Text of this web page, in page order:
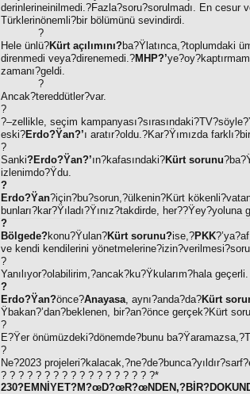
derinlerineinilmedi.?Fazla?soru?sorulmadı. En cesur
Türklerinönemli?bir bölümünü sevindirdi.
?
Hele ünlü?Kürt açılımını?ba?Ÿlatınca,?toplumdaki
direnmedi veya?direnemedi.?MHP?’
zamanı?geldi.
?
Ancak?tereddütler?var.
?
?–zellikle, seçim
eski?Erdo?Ÿan?’ı aratır?oldu.?Kar?Ÿımızda
?
Sanki?Erdo?Ÿan?’ın?kafasındaki?Kürt sorunu
izlenimdo?Ÿdu.
?
Erdo?Ÿan?için?bu?sorun,?ülkenin?Kürt
bunları?kar?Ÿıladı?Ÿınız?takdirde, her??Ÿey?yoluna
?
Bölgede?konu?Ÿulan?Kürt sorunu?ise,?PKK
ve kendi kendilerini
?
Yanılıyor?olabilirim,?ancak?ku?Ÿkularım?hala geçerli.
?
Erdo?Ÿan?önce?Anayasa , aynı?anda?da?Kürt
Ÿbakan?’dan?beklenen, bir?an?önce gerçek?Kürt
?
E?Ÿer önümüzdeki?dönemde?bunu
?
Ne?2023
? ? ? ? ? ? ? ? ? ? ? ? ? ? ? ? ? ?*